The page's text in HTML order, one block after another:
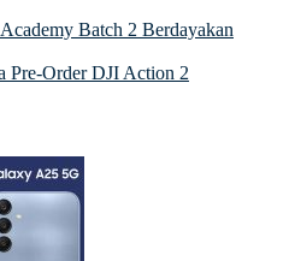
Batch 2 Berdayakan
Pre-Order DJI Action 2